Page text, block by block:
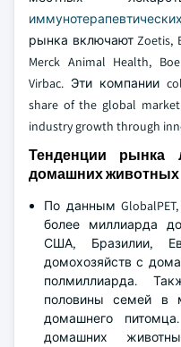
рынка включают Zoetis,
Merck Animal Health,
Virbac. Эти компании
share of the global
industry growth through
Тенденции рынка
домашних животных
По данным
более миллиарда
США, Бразилии,
домохозяйств с
полмиллиарда.
половины семей в
домашнего
домашних